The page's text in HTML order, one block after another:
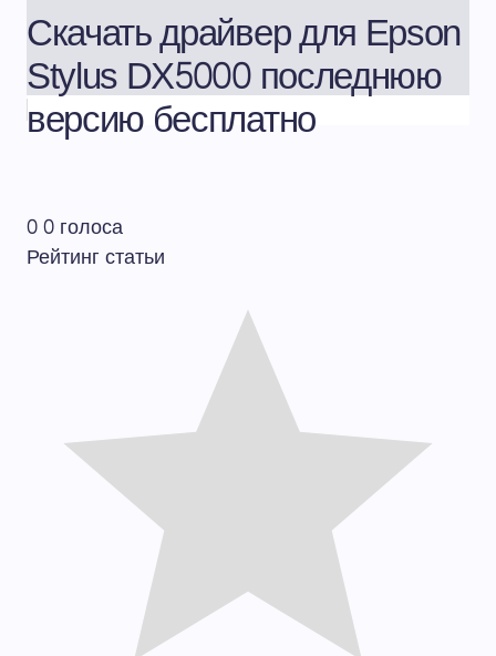
Скачать драйвер для Epson
Stylus DX5000 последнюю
версию бесплатно
00голоса
Рейтинг статьи